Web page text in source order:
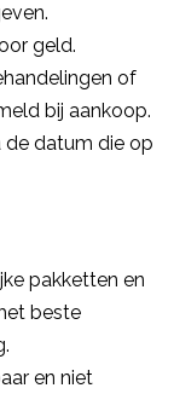
geld.
of
bij aankoop.
de datum die op
pakketten en
beste
en niet